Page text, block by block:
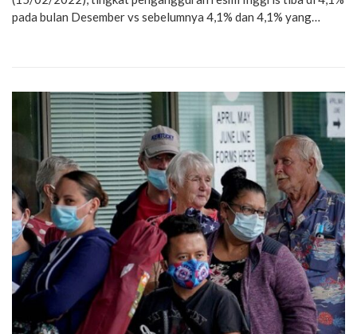
pada bulan Desember vs sebelumnya 4,1% dan 4,1% yang…